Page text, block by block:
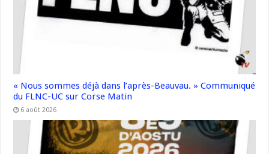
« Nous sommes déjà dans l’après-Beauvau. » Communiqué
du FLNC-UC sur Corse Matin
6 août 2026